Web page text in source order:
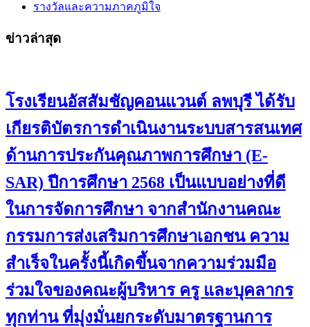
รางวัลและความภาคภูมิใจ
ข่าวล่าสุด
โรงเรียนอัสสัมชัญคอนแวนต์ ลพบุรี ได้รับ
เกียรติบัตรการดำเนินงานระบบสารสนเทศ
ด้านการประกันคุณภาพการศึกษา (E-
SAR) ปีการศึกษา 2568 เป็นแบบอย่างที่ดี
ในการจัดการศึกษา จากสำนักงานคณะ
กรรมการส่งเสริมการศึกษาเอกชน ความ
สำเร็จในครั้งนี้เกิดขึ้นจากความร่วมมือ
ร่วมใจของคณะผู้บริหาร ครู และบุคลากร
ทุกท่าน ที่มุ่งมั่นยกระดับมาตรฐานการ